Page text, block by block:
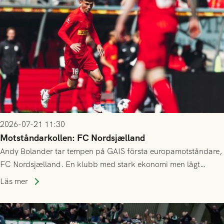
2026-07-21 11:30
Motståndarkollen: FC Nordsjælland
Andy Bolander tar tempen på GAIS första europamotståndare,
FC Nordsjælland. En klubb med stark ekonomi men lågt
publiksnitt, ett lag med både kollektiv styrka och individuell
Läs mer